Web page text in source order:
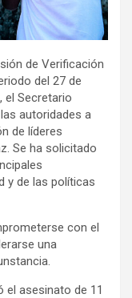
de Verificación
del 27 de
el Secretario
autoridades a
de líderes
Se ha solicitado
y de las políticas
con el
una
el asesinato de 11